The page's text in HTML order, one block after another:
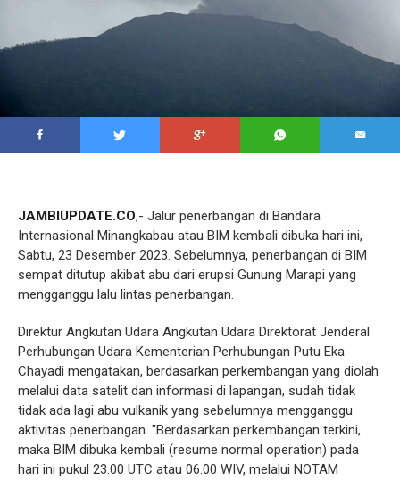
JAMBIUPDATE.CO,- Jalur penerbangan di Bandara
Internasional Minangkabau atau BIM kembali dibuka hari ini,
Sabtu, 23 Desember 2023. Sebelumnya, penerbangan di BIM
sempat ditutup akibat abu dari erupsi Gunung Marapi yang
mengganggu lalu lintas penerbangan.
Direktur Angkutan Udara Angkutan Udara Direktorat Jenderal
Perhubungan Udara Kementerian Perhubungan Putu Eka
Chayadi mengatakan, berdasarkan perkembangan yang diolah
melalui data satelit dan informasi di lapangan, sudah tidak
tidak ada lagi abu vulkanik yang sebelumnya mengganggu
aktivitas penerbangan. "Berdasarkan perkembangan terkini,
maka BIM dibuka kembali (resume normal operation) pada
hari ini pukul 23.00 UTC atau 06.00 WIV, melalui NOTAM